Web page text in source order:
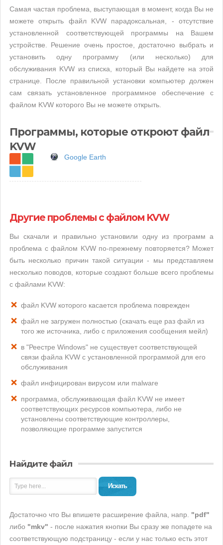
Самая частая проблема, выступающая в момент, когда Вы не
можете открыть файл KVW парадоксальная, - отсутствие
установленной соответствующей программы на Вашем
устройстве. Решение очень простое, достаточно выбрать и
установить одну программу (или несколько) для
обслуживания KVW из списка, который Вы найдете на этой
странице. После правильной установки компьютер должен
сам связать установленное программное обеспечение с
файлом KVW которого Вы не можете открыть.
Программы, которые откроют файл
KVW
Google Earth
Другие проблемы с файлом KVW
Вы скачали и правильно установили одну из программ а
проблема с файлом KVW по-прежнему повторяется? Может
быть несколько причин такой ситуации - мы представляем
несколько поводов, которые создают больше всего проблемы
с файлами KVW:
файл KVW которого касается проблема поврежден
файл не загружен полностью (скачать еще раз файл из
того же источника, либо с приложения сообщения мейл)
в "Реестре Windows" не существует соответствующей
связи файла KVW с установленной программой для его
обслуживания
файл инфицирован вирусом или malware
программа, обслуживающая файл KVW не имеет
соответствующих ресурсов компьютера, либо не
установлены соответствующие контроллеры,
позволяющие программе запустится
Найдите файл
Искать
Достаточно что Вы впишете расширение файла, напр. "pdf"
либо "mkv" - после нажатия кнопки Вы сразу же попадете на
соответствующую подстраницу - если у нас только есть этот